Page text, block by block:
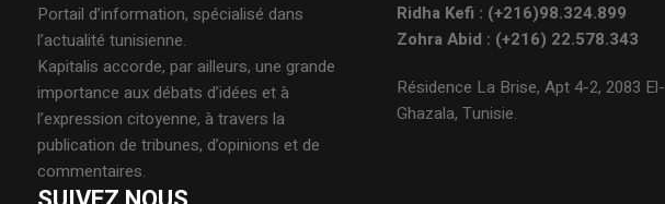
Portail d’information, spécialisé dans
l’actualité tunisienne.
Kapitalis accorde, par ailleurs, une grande
importance aux débats d’idées et à
l’expression citoyenne, à travers la
publication de tribunes, d’opinions et de
commentaires.
Ridha Kefi : (+216)98.324.899
Zohra Abid : (+216) 22.578.343
Résidence La Brise, Apt 4-2, 2083 El-
Ghazala, Tunisie.